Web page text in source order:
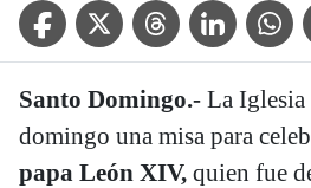
Facebook IconTwitter IconThreads IconLinkedin Icon
Santo Domingo.- La Iglesia
domingo una misa para
papa León XIV, quien fue